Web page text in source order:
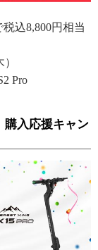
込8,800円相当
Pro
購入応援キャン